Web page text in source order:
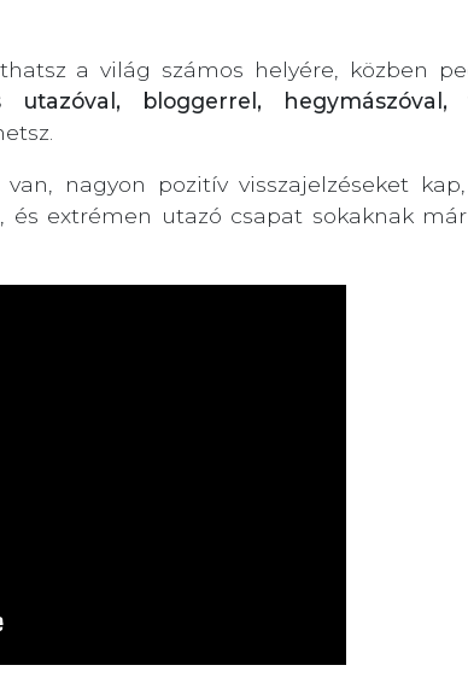
a világ számos helyére, közben
bloggerrel, hegymászóval,
nagyon pozitív visszajelzéseket
és extrémen utazó csapat sokaknak